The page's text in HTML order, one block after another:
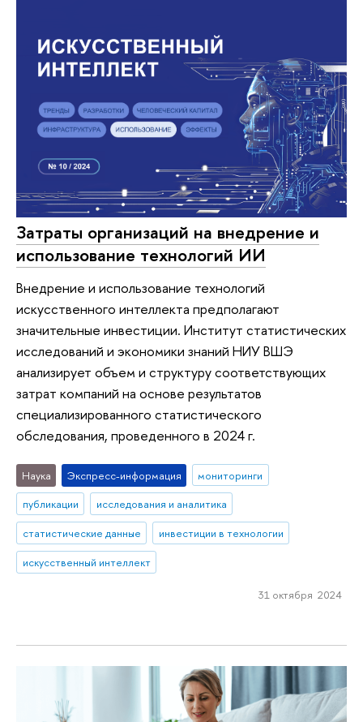
Затраты организаций на внедрение и
использование технологий ИИ
Внедрение и использование технологий
искусственного интеллекта предполагают
значительные инвестиции. Институт статистических
исследований и экономики знаний НИУ ВШЭ
анализирует объем и структуру соответствующих
затрат компаний на основе результатов
специализированного статистического
обследования, проведенного в 2024 г.
Наука Экспресс-информация
мониторинги
публикации
исследования и аналитика
статистические данные
инвестиции в технологии
искусственный интеллект
31 октября 2024